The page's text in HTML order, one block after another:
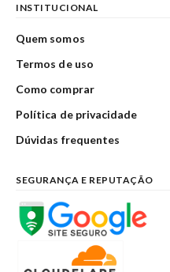
INSTITUCIONAL
Quem somos
Termos de uso
Como comprar
Política de privacidade
Dúvidas frequentes
SEGURANÇA E REPUTAÇÃO